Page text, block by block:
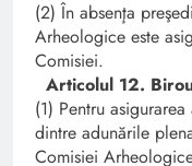
(2) În absenţa
Arheologice este
Comisiei.
Articolul 12.
(1) Pentru
dintre adunările
Comisiei